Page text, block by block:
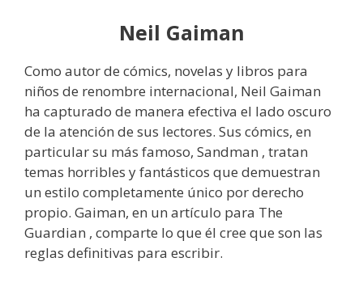
Neil Gaiman
Como autor de cómics, novelas y libros para
niños de renombre internacional, Neil Gaiman
ha capturado de manera efectiva el lado oscuro
de la atención de sus lectores. Sus cómics, en
particular su más famoso, Sandman , tratan
temas horribles y fantásticos que demuestran
un estilo completamente único por derecho
propio. Gaiman, en un artículo para The
Guardian , comparte lo que él cree que son las
reglas definitivas para escribir.